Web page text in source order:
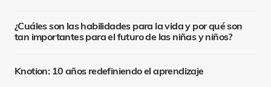
¿Cuáles son las habilidades para la vida y por qué son
tan importantes para el futuro de las niñas y niños?
Knotion: 10 años redefiniendo el aprendizaje